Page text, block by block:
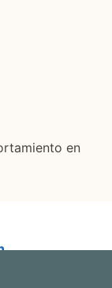
in a new tab
en